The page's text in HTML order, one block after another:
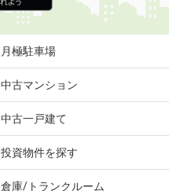
月極駐車場
中古マンション
中古一戸建て
投資物件を探す
倉庫/トランクルーム